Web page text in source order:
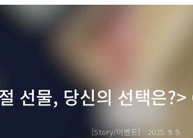
선물, 당신의 선택은
Story/이벤트 2025. 9. 9.